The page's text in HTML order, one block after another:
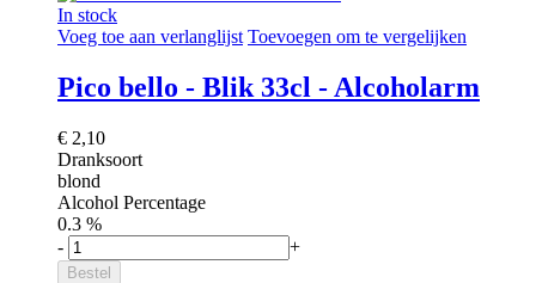
In stock
Voeg toe aan verlanglijst Toevoegen om te vergelijken
Pico bello - Blik 33cl - Alcoholarm
€ 2,10
Dranksoort
blond
Alcohol Percentage
0.3 %
-
+
Bestel